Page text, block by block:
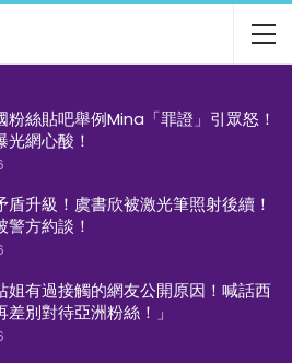
粉絲貼吧舉例Mina「罪證」引眾怒！
光網心酸！
盾升級！虞書欣被激光筆照射後續！
警方約談！
姐有過接觸的網友公開原因！喊話西
差別對待亞洲粉絲！」